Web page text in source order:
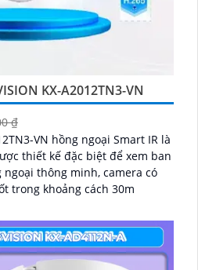
KX-A2012TN3-VN
₫
VN hồng ngoại Smart IR là
thiết kế đặc biệt để xem ban
trong khoảng cách 30m